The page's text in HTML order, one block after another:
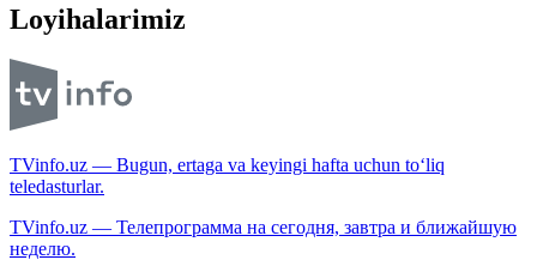
Loyihalarimiz
TVinfo.uz — Bugun, ertaga va keyingi hafta uchun to‘liq
teledasturlar.
TVinfo.uz — Телепрограмма на сегодня, завтра и ближайшую
неделю.